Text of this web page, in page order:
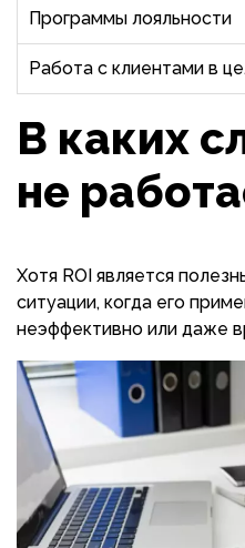
Программы лояльности
Работа с клиентами в
В каких
не
Хотя ROI является
ситуации, когда его
неэффективно или даже